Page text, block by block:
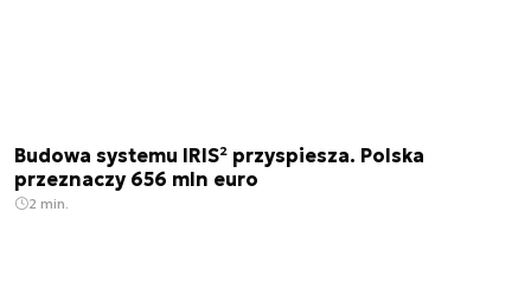
Budowa systemu IRIS² przyspiesza. Polska
przeznaczy 656 mln euro
2 min.